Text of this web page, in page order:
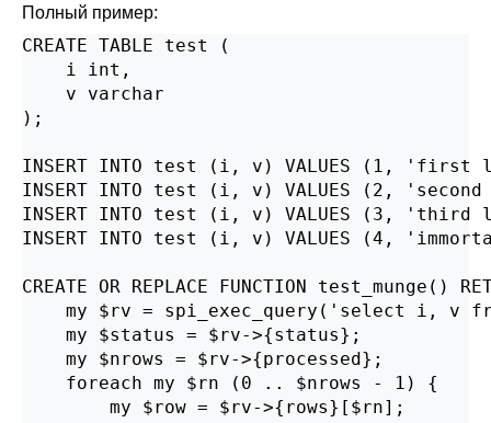
Полный пример:
CREATE TABLE test (
    i int,
    v varchar
);
INSERT INTO test (i, v) VALUES (1,
INSERT INTO test (i, v) VALUES (2,
INSERT INTO test (i, v) VALUES (3,
INSERT INTO test (i, v) VALUES (4,
CREATE OR REPLACE FUNCTION test_munge()
my $rv = spi_exec_query('select i, v
    my $status = $rv->{status};
    my $nrows = $rv->{processed};
    foreach my $rn (0 .. $nrows - 1) {
        my $row = $rv->{rows}[$rn];